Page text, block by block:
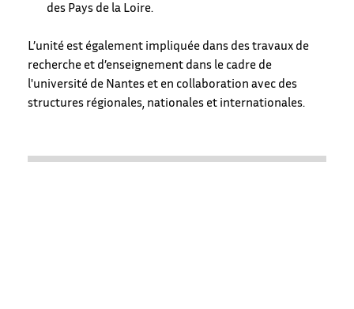
des Pays de la Loire.
L’unité est également impliquée dans des travaux de
recherche et d’enseignement dans le cadre de
l'université de Nantes et en collaboration avec des
structures régionales, nationales et internationales.